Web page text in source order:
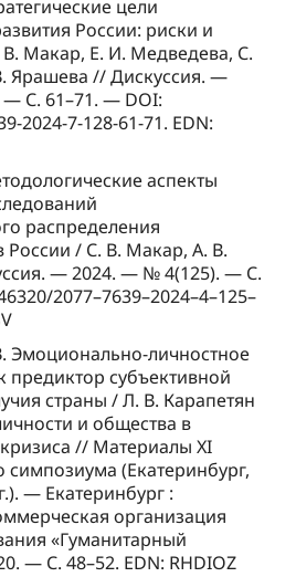
цели
России: риски и
Макар, Е. И. Медведева, С.
Ярашева // Дискуссия. —
С. 61–71. — DOI:
2024-7-128-61-71. EDN:
аспекты
распределения
России / С. В. Макар, А. В.
— 2024. — № 4(125). — С.
2077–7639–2024–4–125–
Эмоционально-личностное
предиктор субъективной
страны / Л. В. Карапетян
и общества в
// Материалы XI
(Екатеринбург,
— Екатеринбург :
организация
«Гуманитарный
— С. 48–52. EDN: RHDIOZ